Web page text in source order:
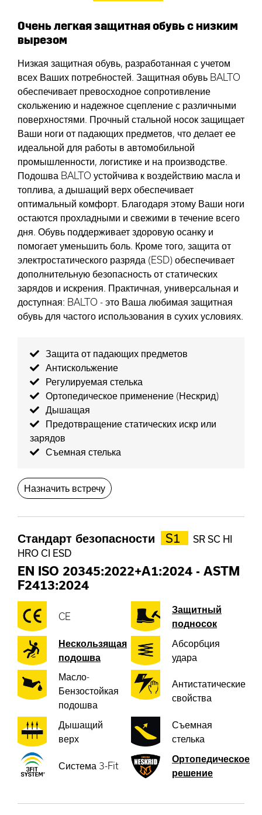
Очень легкая защитная обувь с низким
вырезом
Низкая защитная обувь, разработанная с учетом
всех Ваших потребностей. Защитная обувь BALTO
обеспечивает превосходное сопротивление
скольжению и надежное сцепление с различными
поверхностями. Прочный стальной носок защищает
Ваши ноги от падающих предметов, что делает ее
идеальной для работы в автомобильной
промышленности, логистике и на производстве.
Подошва BALTO устойчива к воздействию масла и
топлива, а дышащий верх обеспечивает
оптимальный комфорт. Благодаря этому Ваши ноги
остаются прохладными и свежими в течение всего
дня. Обувь поддерживает здоровую осанку и
помогает уменьшить боль. Кроме того, защита от
электростатического разряда (ESD) обеспечивает
дополнительную безопасность от статических
зарядов и искрения. Практичная, универсальная и
доступная: BALTO - это Ваша любимая защитная
обувь для частого использования в сухих условиях.
Защита от падающих предметов
Антискольжение
Регулируемая стелька
Ортопедическое применение (Нескрид)
Дышащая
Предотвращение статических искр или
зарядов
Съемная стелька
Назначить встречу
Стандарт безопасности S1
SR SC HI
HRO CI ESD
EN ISO 20345:2022+A1:2024 - ASTM
F2413:2024
CE
Защитный
подносок
Нескользящая
подошва
Абсорбция
удара
Масло-
Бензостойкая
подошва
Антистатические
свойства
Дышащий
верх
Съемная
стелька
Система 3-Fit
Ортопедическое
решение